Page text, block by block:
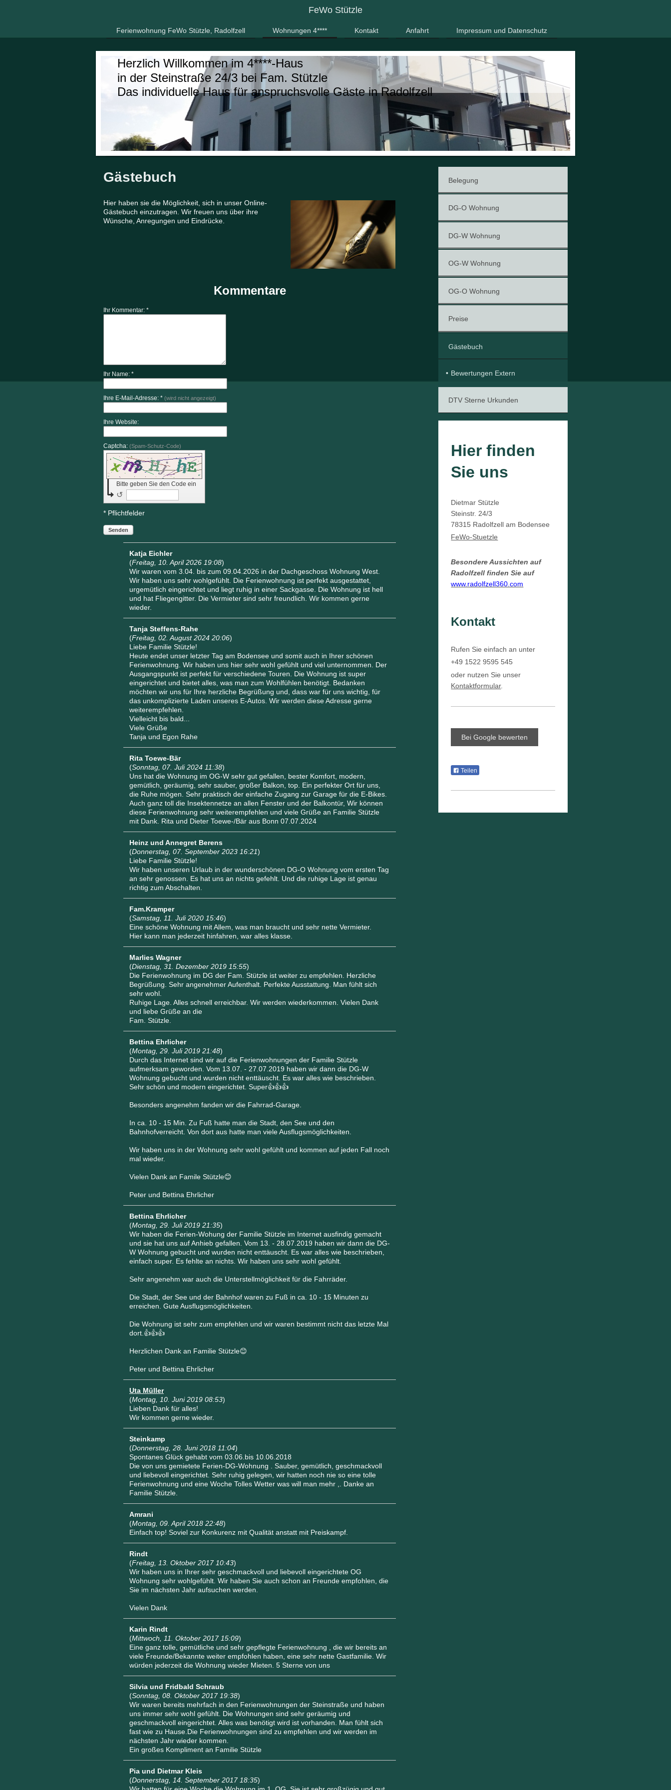
FeWo Stützle
Ferienwohnung FeWo Stützle, Radolfzell Wohnungen 4**** Kontakt Anfahrt Impressum und Datenschutz
Herzlich Willkommen im 4****-Haus
in der Steinstraße 24/3 bei Fam. Stützle
Das individuelle Haus für anspruchsvolle Gäste in Radolfzell
Gästebuch
Hier haben sie die Möglichkeit, sich in unser Online-
Gästebuch einzutragen. Wir freuen uns über ihre
Wünsche, Anregungen und Eindrücke.
Kommentare
Ihr Kommentar: *
Ihr Name: *
Ihre E-Mail-Adresse: * (wird nicht angezeigt)
Ihre Website:
Captcha: (Spam-Schutz-Code)
Bitte geben Sie den Code ein
↺
* Pflichtfelder
Senden
Katja Eichler
(Freitag, 10. April 2026 19:08)
Wir waren vom 3.04. bis zum 09.04.2026 in der Dachgeschoss Wohnung West.
Wir haben uns sehr wohlgefühlt. Die Ferienwohnung ist perfekt ausgestattet,
urgemütlich eingerichtet und liegt ruhig in einer Sackgasse. Die Wohnung ist hell
und hat Fliegengitter. Die Vermieter sind sehr freundlich. Wir kommen gerne
wieder.
Tanja Steffens-Rahe
(Freitag, 02. August 2024 20:06)
Liebe Familie Stützle!
Heute endet unser letzter Tag am Bodensee und somit auch in Ihrer schönen
Ferienwohnung. Wir haben uns hier sehr wohl gefühlt und viel unternommen. Der
Ausgangspunkt ist perfekt für verschiedene Touren. Die Wohnung ist super
eingerichtet und bietet alles, was man zum Wohlfühlen benötigt. Bedanken
möchten wir uns für Ihre herzliche Begrüßung und, dass war für uns wichtig, für
das unkomplizierte Laden unseres E-Autos. Wir werden diese Adresse gerne
weiterempfehlen.
Vielleicht bis bald...
Viele Grüße
Tanja und Egon Rahe
Rita Toewe-Bär
(Sonntag, 07. Juli 2024 11:38)
Uns hat die Wohnung im OG-W sehr gut gefallen, bester Komfort, modern,
gemütlich, geräumig, sehr sauber, großer Balkon, top. Ein perfekter Ort für uns,
die Ruhe mögen. Sehr praktisch der einfache Zugang zur Garage für die E-Bikes.
Auch ganz toll die Insektennetze an allen Fenster und der Balkontür, Wir können
diese Ferienwohnung sehr weiterempfehlen und viele Grüße an Familie Stützle
mit Dank. Rita und Dieter Toewe-/Bär aus Bonn 07.07.2024
Heinz und Annegret Berens
(Donnerstag, 07. September 2023 16:21)
Liebe Familie Stützle!
Wir haben unseren Urlaub in der wunderschönen DG-O Wohnung vom ersten Tag
an sehr genossen. Es hat uns an nichts gefehlt. Und die ruhige Lage ist genau
richtig zum Abschalten.
Fam.Kramper
(Samstag, 11. Juli 2020 15:46)
Eine schöne Wohnung mit Allem, was man braucht und sehr nette Vermieter.
Hier kann man jederzeit hinfahren, war alles klasse.
Marlies Wagner
(Dienstag, 31. Dezember 2019 15:55)
Die Ferienwohnung im DG der Fam. Stützle ist weiter zu empfehlen. Herzliche
Begrüßung. Sehr angenehmer Aufenthalt. Perfekte Ausstattung. Man fühlt sich
sehr wohl.
Ruhige Lage. Alles schnell erreichbar. Wir werden wiederkommen. Vielen Dank
und liebe Grüße an die
Fam. Stützle.
Bettina Ehrlicher
(Montag, 29. Juli 2019 21:48)
Durch das Internet sind wir auf die Ferienwohnungen der Familie Stützle
aufmerksam geworden. Vom 13.07. - 27.07.2019 haben wir dann die DG-W
Wohnung gebucht und wurden nicht enttäuscht. Es war alles wie beschrieben.
Sehr schön und modern eingerichtet. Super👍👍👍
Besonders angenehm fanden wir die Fahrrad-Garage.
In ca. 10 - 15 Min. Zu Fuß hatte man die Stadt, den See und den
Bahnhofverreicht. Von dort aus hatte man viele Ausflugsmöglichkeiten.
Wir haben uns in der Wohnung sehr wohl gefühlt und kommen auf jeden Fall noch
mal wieder.
Vielen Dank an Famile Stützle😊
Peter und Bettina Ehrlicher
Bettina Ehrlicher
(Montag, 29. Juli 2019 21:35)
Wir haben die Ferien-Wohung der Familie Stützle im Internet ausfindig gemacht
und sie hat uns auf Anhieb gefallen. Vom 13. - 28.07.2019 haben wir dann die DG-
W Wohnung gebucht und wurden nicht enttäuscht. Es war alles wie beschrieben,
einfach super. Es fehlte an nichts. Wir haben uns sehr wohl gefühlt.
Sehr angenehm war auch die Unterstellmöglichkeit für die Fahrräder.
Die Stadt, der See und der Bahnhof waren zu Fuß in ca. 10 - 15 Minuten zu
erreichen. Gute Ausflugsmöglichkeiten.
Die Wohnung ist sehr zum empfehlen und wir waren bestimmt nicht das letzte Mal
dort.👍👍👍
Herzlichen Dank an Familie Stützle😊
Peter und Bettina Ehrlicher
Uta Müller
(Montag, 10. Juni 2019 08:53)
Lieben Dank für alles!
Wir kommen gerne wieder.
Steinkamp
(Donnerstag, 28. Juni 2018 11:04)
Spontanes Glück gehabt vom 03.06.bis 10.06.2018
Die von uns gemietete Ferien-DG-Wohnung . Sauber, gemütlich, geschmackvoll
und liebevoll eingerichtet. Sehr ruhig gelegen, wir hatten noch nie so eine tolle
Ferienwohnung und eine Woche Tolles Wetter was will man mehr ,. Danke an
Familie Stützle.
Amrani
(Montag, 09. April 2018 22:48)
Einfach top! Soviel zur Konkurenz mit Qualität anstatt mit Preiskampf.
Rindt
(Freitag, 13. Oktober 2017 10:43)
Wir haben uns in Ihrer sehr geschmackvoll und liebevoll eingerichtete OG
Wohnung sehr wohlgefühlt. Wir haben Sie auch schon an Freunde empfohlen, die
Sie im nächsten Jahr aufsuchen werden.
Vielen Dank
Karin Rindt
(Mittwoch, 11. Oktober 2017 15:09)
Eine ganz tolle, gemütliche und sehr gepflegte Ferienwohnung , die wir bereits an
viele Freunde/Bekannte weiter empfohlen haben, eine sehr nette Gastfamilie. Wir
würden jederzeit die Wohnung wieder Mieten. 5 Sterne von uns
Silvia und Fridbald Schraub
(Sonntag, 08. Oktober 2017 19:38)
Wir waren bereits mehrfach in den Ferienwohnungen der Steinstraße und haben
uns immer sehr wohl gefühlt. Die Wohnungen sind sehr geräumig und
geschmackvoll eingerichtet. Alles was benötigt wird ist vorhanden. Man fühlt sich
fast wie zu Hause.Die Ferienwohnungen sind zu empfehlen und wir werden im
nächsten Jahr wieder kommen.
Ein großes Kompliment an Familie Stützle
Pia und Dietmar Kleis
(Donnerstag, 14. September 2017 18:35)
Belegung
DG-O Wohnung
DG-W Wohnung
OG-W Wohnung
OG-O Wohnung
Preise
Gästebuch
Bewertungen Extern
DTV Sterne Urkunden
Hier finden
Sie uns
Dietmar Stützle
Steinstr. 24/3
78315 Radolfzell am Bodensee
FeWo-Stuetzle
Besondere Aussichten auf
Radolfzell finden Sie auf
www.radolfzell360.com
Kontakt
Rufen Sie einfach an unter
+49 1522 9595 545
oder nutzen Sie unser
Kontaktformular.
Bei Google bewerten
Teilen